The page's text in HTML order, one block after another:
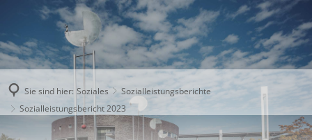
Sie sind hier: Soziales
Sozialleistungsberichte
Sozialleistungsbericht 2023